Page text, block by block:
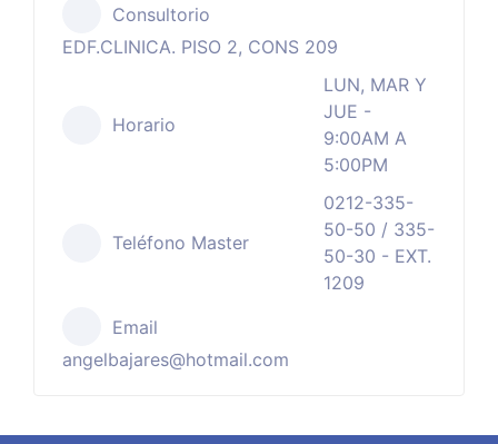
Consultorio
EDF.CLINICA. PISO 2, CONS 209
Horario
LUN, MAR Y
JUE -
9:00AM A
5:00PM
Teléfono Master
0212-335-
50-50 / 335-
50-30 - EXT.
1209
Email
angelbajares@hotmail.com